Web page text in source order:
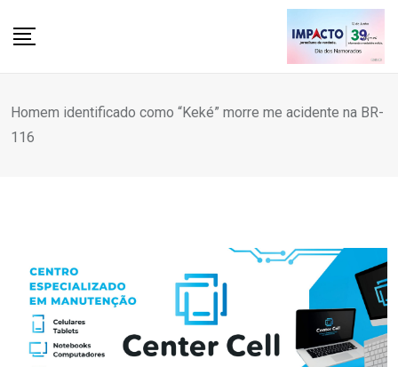
Homem identificado como “Keké” morre me acidente na BR-
116